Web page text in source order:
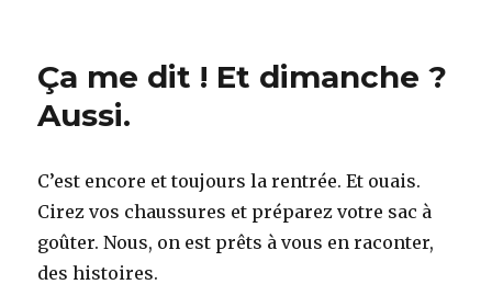
Ça me dit ! Et dimanche ?
Aussi.
C’est encore et toujours la rentrée. Et ouais.
Cirez vos chaussures et préparez votre sac à
goûter. Nous, on est prêts à vous en raconter,
des histoires.